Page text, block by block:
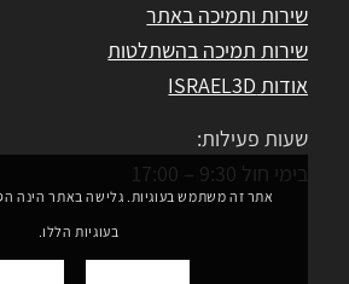
שירות ותמיכה באתר
שירות תמיכה בהשתלטות
אודות ISRAEL3D
שעות פעילות:
בימי חול 9:30 – 17:00
אתר זה משתמש בעוגיות. גלישה באתר הינה
בעוגיות הללו.